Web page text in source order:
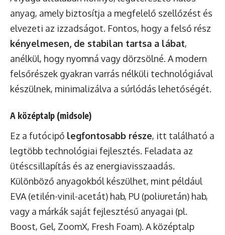
anyag, amely biztosítja a megfelelő szellőzést és
elvezeti az izzadságot. Fontos, hogy a felső rész
kényelmesen, de stabilan tartsa a lábat,
anélkül, hogy nyomná vagy dörzsölné. A modern
felsőrészek gyakran varrás nélküli technológiával
készülnek, minimalizálva a súrlódás lehetőségét.
A középtalp (midsole)
Ez a futócipő legfontosabb része, itt található a
legtöbb technológiai fejlesztés. Feladata az
ütéscsillapítás és az energiavisszaadás.
Különböző anyagokból készülhet, mint például
EVA (etilén-vinil-acetát) hab, PU (poliuretán) hab,
vagy a márkák saját fejlesztésű anyagai (pl.
Boost, Gel, ZoomX, Fresh Foam). A középtalp